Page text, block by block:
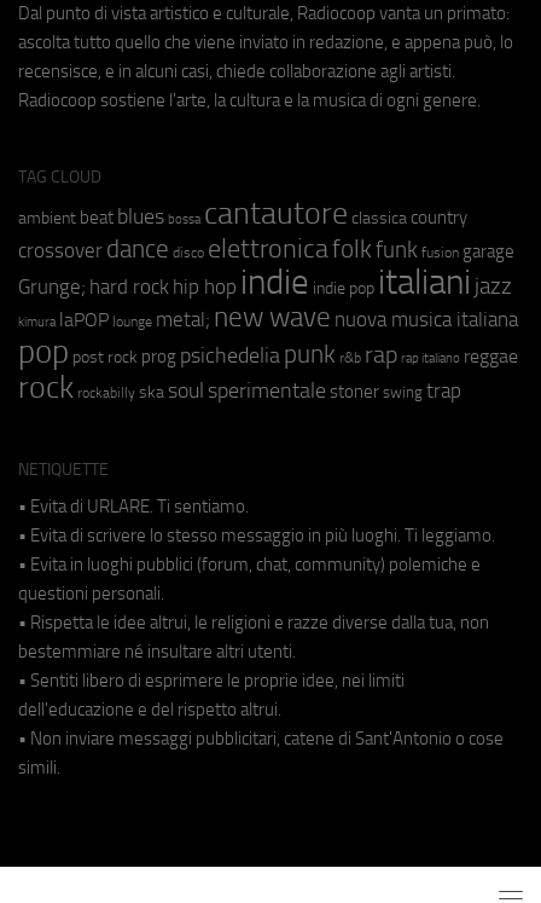
Dal punto di vista artistico e culturale, Radiocoop vanta un primato:
ascolta tutto quello che viene inviato in redazione, e appena può, lo
recensisce, e in alcuni casi, chiede collaborazione agli artisti.
Radiocoop sostiene l'arte, la cultura e la musica di ogni genere.
TAG CLOUD
ambient beat blues bossa cantautore classica country
crossover dance disco elettronicafolkfunk fusion garage
Grunge; hard rock hip hop indie indie pop italiani jazz
kimura laPOP lounge metal; new wave nuova musica italiana
pop post rock prog psichedeliapunk r&b rap rap italiano reggae
rock rockabilly ska soul sperimentale stoner swing trap
NETIQUETTE
• Evita di URLARE. Ti sentiamo.
• Evita di scrivere lo stesso messaggio in più luoghi. Ti leggiamo.
• Evita in luoghi pubblici (forum, chat, community) polemiche e
questioni personali.
• Rispetta le idee altrui, le religioni e razze diverse dalla tua, non
bestemmiare né insultare altri utenti.
• Sentiti libero di esprimere le proprie idee, nei limiti
dell'educazione e del rispetto altrui.
• Non inviare messaggi pubblicitari, catene di Sant'Antonio o cose
simili.